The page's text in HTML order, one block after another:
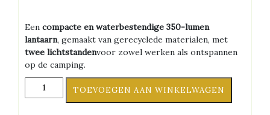
Een compacte en waterbestendige 350-lumen
lantaarn, gemaakt van gerecyclede materialen, met
twee lichtstandenvoor zowel werken als ontspannen
op de camping.
Glow
TOEVOEGEN AAN WINKELWAGEN